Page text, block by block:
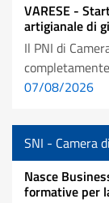
VARESE -
artigianale di
Il PNI di
07/08/2026
SNI - Camera
Nasce
formative per